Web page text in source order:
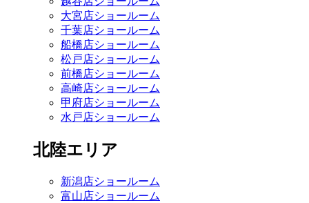
大宮店ショールーム
千葉店ショールーム
船橋店ショールーム
松戸店ショールーム
前橋店ショールーム
高崎店ショールーム
甲府店ショールーム
水戸店ショールーム
北陸エリア
新潟店ショールーム
富山店ショールーム